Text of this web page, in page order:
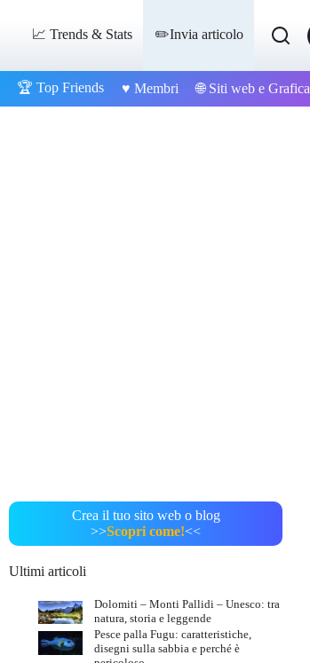
📈 Trends & Stats ✏️Invia articolo
🏆 Top Friends ♥️ Membri 🌐 Siti web e Grafica
Crea il tuo sito web o blog
>>Scopri come!<<
Ultimi articoli
Dolomiti – Monti Pallidi – Unesco: tra
natura, storia e leggende
Pesce palla Fugu: caratteristiche,
disegni sulla sabbia e perché è